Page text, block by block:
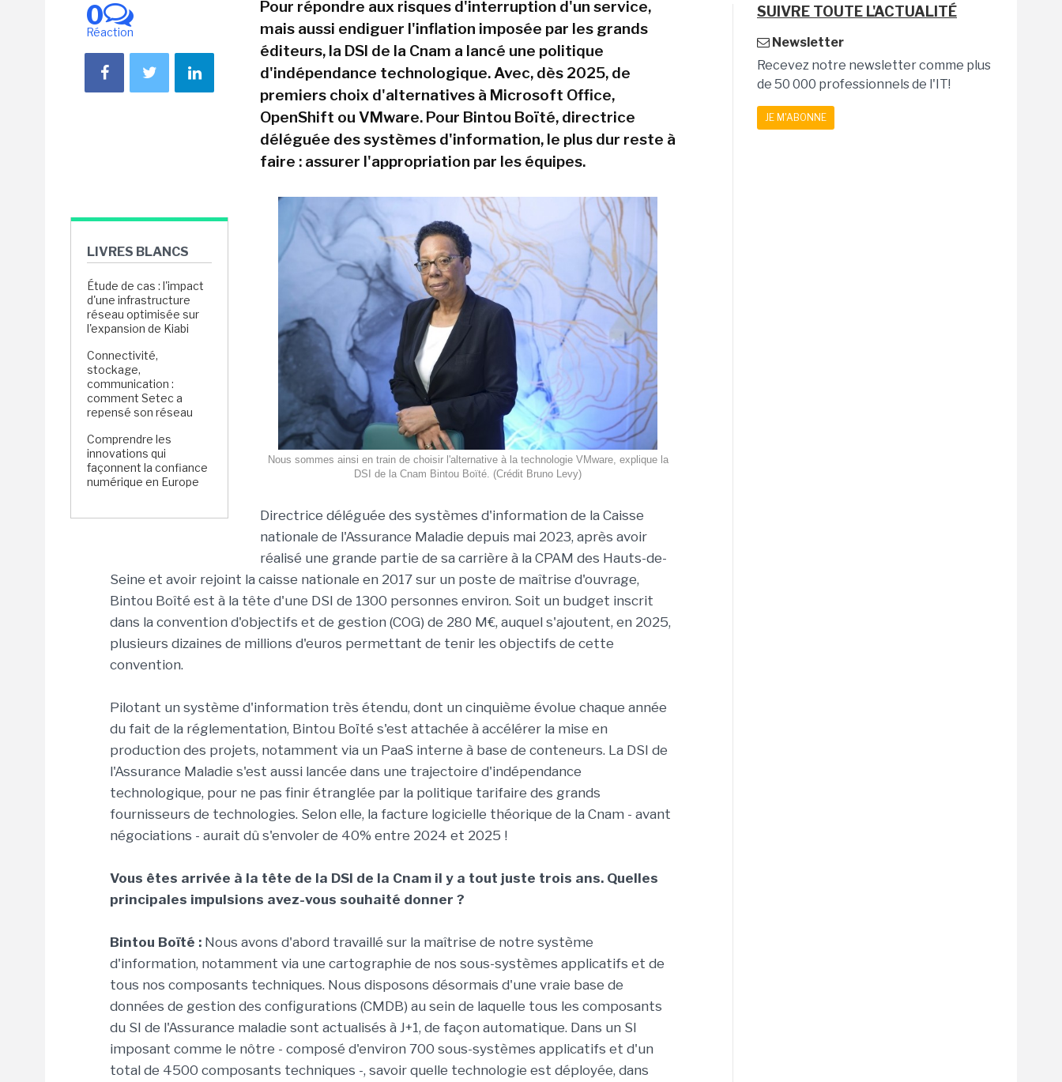
0
Réaction
LIVRES BLANCS
Étude de cas : l'impact
d'une infrastructure
réseau optimisée sur
l'expansion de Kiabi
Connectivité,
stockage,
communication :
comment Setec a
repensé son réseau
Comprendre les
innovations qui
façonnent la confiance
numérique en Europe
Pour répondre aux risques d'interruption d'un service,
mais aussi endiguer l'inflation imposée par les grands
éditeurs, la DSI de la Cnam a lancé une politique
d'indépendance technologique. Avec, dès 2025, de
premiers choix d'alternatives à Microsoft Office,
OpenShift ou VMware. Pour Bintou Boïté, directrice
déléguée des systèmes d'information, le plus dur reste à
faire : assurer l'appropriation par les équipes.
Nous sommes ainsi en train de choisir l'alternative à la technologie VMware, explique la
DSI de la Cnam Bintou Boïté. (Crédit Bruno Levy)
Directrice déléguée des systèmes d'information de la Caisse
nationale de l'Assurance Maladie depuis mai 2023, après avoir
réalisé une grande partie de sa carrière à la CPAM des Hauts-de-
Seine et avoir rejoint la caisse nationale en 2017 sur un poste de maîtrise d'ouvrage,
Bintou Boîté est à la tête d'une DSI de 1300 personnes environ. Soit un budget inscrit
dans la convention d'objectifs et de gestion (COG) de 280 M€, auquel s'ajoutent, en 2025,
plusieurs dizaines de millions d'euros permettant de tenir les objectifs de cette
convention.
Pilotant un système d'information très étendu, dont un cinquième évolue chaque année
du fait de la réglementation, Bintou Boïté s'est attachée à accélérer la mise en
production des projets, notamment via un PaaS interne à base de conteneurs. La DSI de
l'Assurance Maladie s'est aussi lancée dans une trajectoire d'indépendance
technologique, pour ne pas finir étranglée par la politique tarifaire des grands
fournisseurs de technologies. Selon elle, la facture logicielle théorique de la Cnam - avant
négociations - aurait dû s'envoler de 40% entre 2024 et 2025 !
Vous êtes arrivée à la tête de la DSI de la Cnam il y a tout juste trois ans. Quelles
principales impulsions avez-vous souhaité donner ?
Bintou Boïté : Nous avons d'abord travaillé sur la maîtrise de notre système
d'information, notamment via une cartographie de nos sous-systèmes applicatifs et de
tous nos composants techniques. Nous disposons désormais d'une vraie base de
données de gestion des configurations (CMDB) au sein de laquelle tous les composants
du SI de l'Assurance maladie sont actualisés à J+1, de façon automatique. Dans un SI
imposant comme le nôtre - composé d'environ 700 sous-systèmes applicatifs et d'un
total de 4500 composants techniques -, savoir quelle technologie est déployée, dans
SUIVRE TOUTE L'ACTUALITÉ
Newsletter
Recevez notre newsletter comme plus
de 50 000 professionnels de l'IT!
JE M'ABONNE